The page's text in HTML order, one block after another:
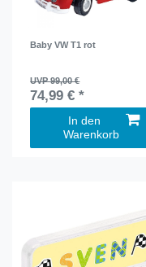
Baby VW T1 rot
UVP 99,00 €
74,99 € *
In den
Warenkorb